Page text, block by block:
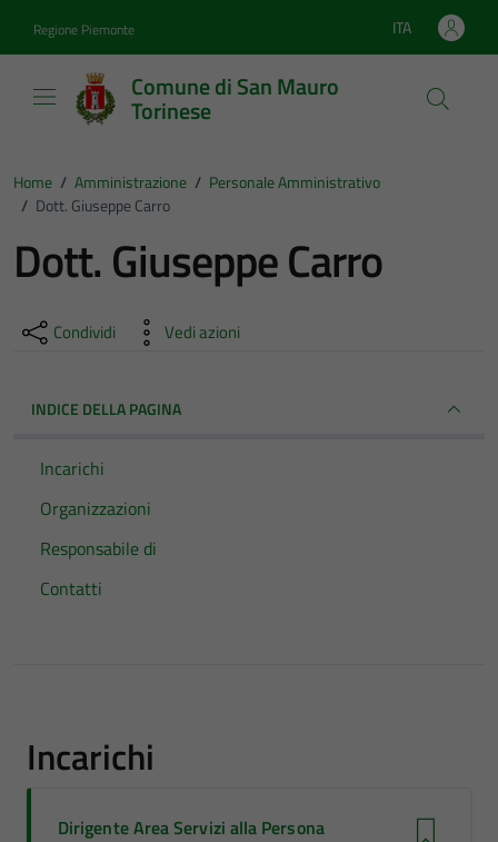
Regione Piemonte Lingua attiva:
ITA
Comune di San Mauro
Torinese
Home / Amministrazione / Personale Amministrativo
/ Dott. Giuseppe Carro
Dott. Giuseppe Carro
Condividi Vedi azioni
INDICE DELLA PAGINA
Incarichi
Organizzazioni
Responsabile di
Contatti
Incarichi
Dirigente Area Servizi alla Persona